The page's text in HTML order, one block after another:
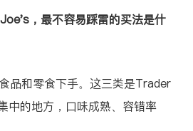
，最不容易踩雷的买法是什
品和零食下手。这三类是Trader
中的地方，口味成熟、容错率